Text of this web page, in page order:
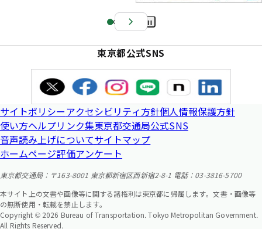
Pa
e
東京都公式SNS
サイトポリシーアクセシビリティ方針個人情報保護方針
使い方ヘルプリンク集東京都交通局公式SNS
音声読み上げについてサイトマップ
ホームページ評価アンケート
東京都交通局：〒163-8001 東京都新宿区西新宿2-8-1 電話：03-3816-5700
本サイト上の文書や画像等に関する諸権利は東京都に帰属します。文書・画像等
の無断使用・転載を禁止します。
Copyright © 2026 Bureau of Transportation. Tokyo Metropolitan Government.
All Rights Reserved.